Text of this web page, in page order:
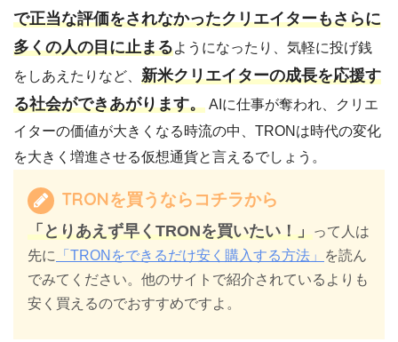
で正当な評価をされなかったクリエイターもさらに
多くの人の目に止まるようになったり、気軽に投げ銭
をしあえたりなど、 新米クリエイターの成長を応援す
る社会ができあがります。 AIに仕事が奪われ、クリエ
イターの価値が大きくなる時流の中、TRONは時代の変化
を大きく増進させる仮想通貨と言えるでしょう。
TRONを買うならコチラから
「とりあえず早くTRONを買いたい！」って人は
先に
「TRONをできるだけ安く購入する方法」
を読ん
でみてください。他のサイトで紹介されているよりも
安く買えるのでおすすめですよ。